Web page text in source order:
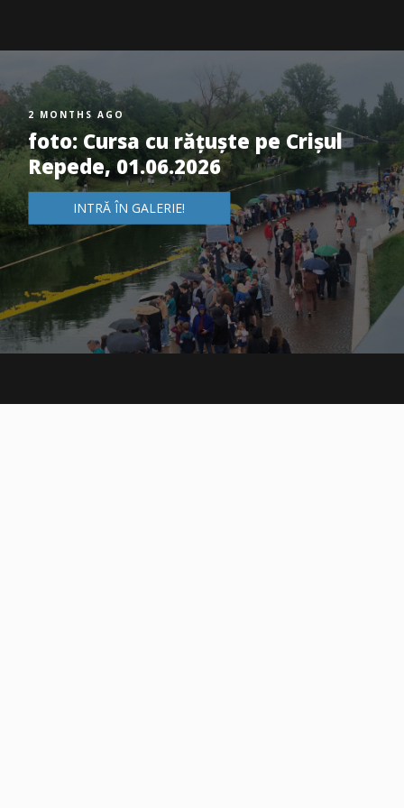
2 MONTHS AGO
foto: Cursa cu rățuște pe Crișul
Repede, 01.06.2026
INTRĂ ÎN GALERIE!